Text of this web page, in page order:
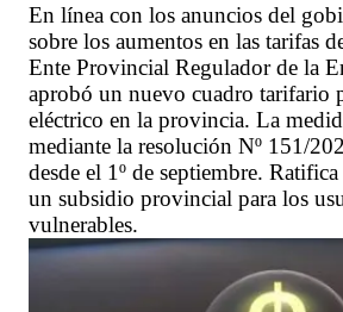
En línea con los anuncios del
sobre los aumentos en las tarifas
Ente Provincial Regulador de la
aprobó un nuevo cuadro tarifario
eléctrico en la provincia. La
mediante la resolución Nº 151/
desde el 1º de septiembre.
un subsidio provincial para los
vulnerables.